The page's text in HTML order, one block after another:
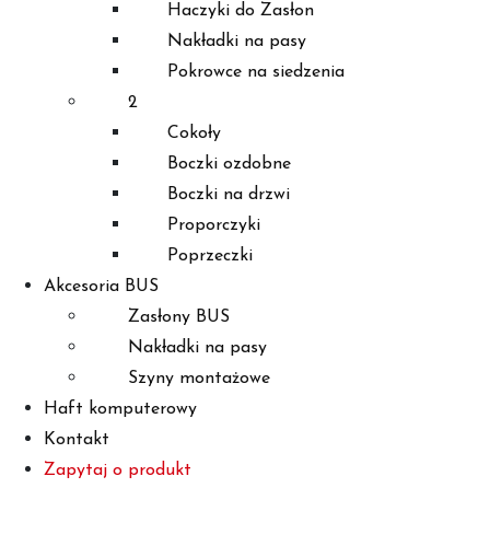
Haczyki do Zasłon
Nakładki na pasy
Pokrowce na siedzenia
2
Cokoły
Boczki ozdobne
Boczki na drzwi
Proporczyki
Poprzeczki
Akcesoria BUS
Zasłony BUS
Nakładki na pasy
Szyny montażowe
Haft komputerowy
Kontakt
Zapytaj o produkt